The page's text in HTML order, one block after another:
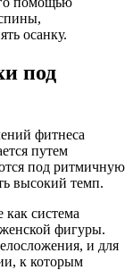
осанку.
под
фитнеса
путем
под ритмичную
высокий темп.
система
фигуры.
и для
к которым